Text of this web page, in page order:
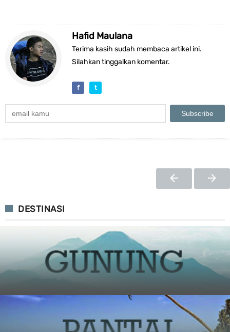
Hafid Maulana
Terima kasih sudah membaca artikel ini.
Silahkan tinggalkan komentar.
f t
DESTINASI